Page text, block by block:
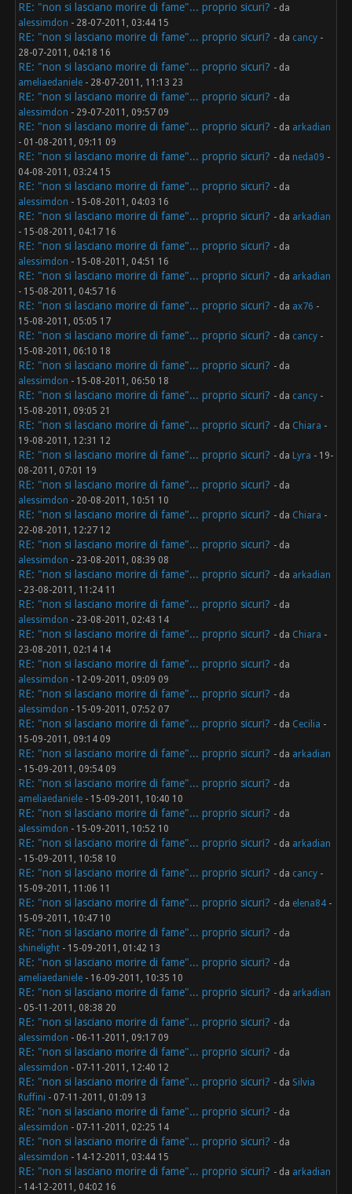
RE: "non si lasciano morire di fame"... proprio sicuri? - da
alessimdon - 28-07-2011, 03:44 15
RE: "non si lasciano morire di fame"... proprio sicuri? - da cancy -
28-07-2011, 04:18 16
RE: "non si lasciano morire di fame"... proprio sicuri? - da
ameliaedaniele - 28-07-2011, 11:13 23
RE: "non si lasciano morire di fame"... proprio sicuri? - da
alessimdon - 29-07-2011, 09:57 09
RE: "non si lasciano morire di fame"... proprio sicuri? - da arkadian
- 01-08-2011, 09:11 09
RE: "non si lasciano morire di fame"... proprio sicuri? - da neda09 -
04-08-2011, 03:24 15
RE: "non si lasciano morire di fame"... proprio sicuri? - da
alessimdon - 15-08-2011, 04:03 16
RE: "non si lasciano morire di fame"... proprio sicuri? - da arkadian
- 15-08-2011, 04:17 16
RE: "non si lasciano morire di fame"... proprio sicuri? - da
alessimdon - 15-08-2011, 04:51 16
RE: "non si lasciano morire di fame"... proprio sicuri? - da arkadian
- 15-08-2011, 04:57 16
RE: "non si lasciano morire di fame"... proprio sicuri? - da ax76 -
15-08-2011, 05:05 17
RE: "non si lasciano morire di fame"... proprio sicuri? - da cancy -
15-08-2011, 06:10 18
RE: "non si lasciano morire di fame"... proprio sicuri? - da
alessimdon - 15-08-2011, 06:50 18
RE: "non si lasciano morire di fame"... proprio sicuri? - da cancy -
15-08-2011, 09:05 21
RE: "non si lasciano morire di fame"... proprio sicuri? - da Chiara -
19-08-2011, 12:31 12
RE: "non si lasciano morire di fame"... proprio sicuri? - da Lyra - 19-
08-2011, 07:01 19
RE: "non si lasciano morire di fame"... proprio sicuri? - da
alessimdon - 20-08-2011, 10:51 10
RE: "non si lasciano morire di fame"... proprio sicuri? - da Chiara -
22-08-2011, 12:27 12
RE: "non si lasciano morire di fame"... proprio sicuri? - da
alessimdon - 23-08-2011, 08:39 08
RE: "non si lasciano morire di fame"... proprio sicuri? - da arkadian
- 23-08-2011, 11:24 11
RE: "non si lasciano morire di fame"... proprio sicuri? - da
alessimdon - 23-08-2011, 02:43 14
RE: "non si lasciano morire di fame"... proprio sicuri? - da Chiara -
23-08-2011, 02:14 14
RE: "non si lasciano morire di fame"... proprio sicuri? - da
alessimdon - 12-09-2011, 09:09 09
RE: "non si lasciano morire di fame"... proprio sicuri? - da
alessimdon - 15-09-2011, 07:52 07
RE: "non si lasciano morire di fame"... proprio sicuri? - da Cecilia -
15-09-2011, 09:14 09
RE: "non si lasciano morire di fame"... proprio sicuri? - da arkadian
- 15-09-2011, 09:54 09
RE: "non si lasciano morire di fame"... proprio sicuri? - da
ameliaedaniele - 15-09-2011, 10:40 10
RE: "non si lasciano morire di fame"... proprio sicuri? - da
alessimdon - 15-09-2011, 10:52 10
RE: "non si lasciano morire di fame"... proprio sicuri? - da arkadian
- 15-09-2011, 10:58 10
RE: "non si lasciano morire di fame"... proprio sicuri? - da cancy -
15-09-2011, 11:06 11
RE: "non si lasciano morire di fame"... proprio sicuri? - da elena84 -
15-09-2011, 10:47 10
RE: "non si lasciano morire di fame"... proprio sicuri? - da
shinelight - 15-09-2011, 01:42 13
RE: "non si lasciano morire di fame"... proprio sicuri? - da
ameliaedaniele - 16-09-2011, 10:35 10
RE: "non si lasciano morire di fame"... proprio sicuri? - da arkadian
- 05-11-2011, 08:38 20
RE: "non si lasciano morire di fame"... proprio sicuri? - da
alessimdon - 06-11-2011, 09:17 09
RE: "non si lasciano morire di fame"... proprio sicuri? - da
alessimdon - 07-11-2011, 12:40 12
RE: "non si lasciano morire di fame"... proprio sicuri? - da Silvia
Ruffini - 07-11-2011, 01:09 13
RE: "non si lasciano morire di fame"... proprio sicuri? - da
alessimdon - 07-11-2011, 02:25 14
RE: "non si lasciano morire di fame"... proprio sicuri? - da
alessimdon - 14-12-2011, 03:44 15
RE: "non si lasciano morire di fame"... proprio sicuri? - da arkadian
- 14-12-2011, 04:02 16